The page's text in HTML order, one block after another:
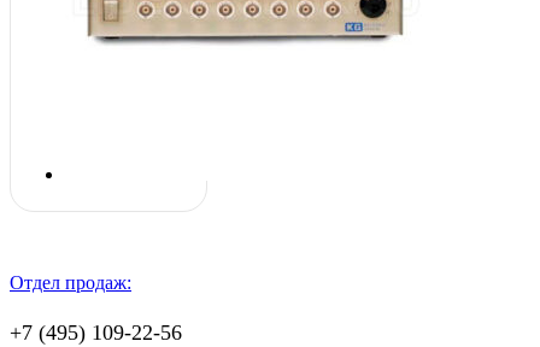
Отдел продаж:
+7 (495) 109-22-56